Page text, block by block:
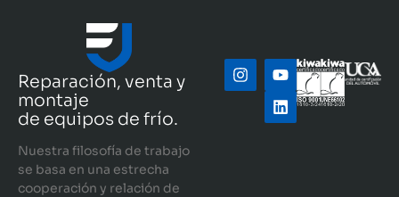
Reparación, venta y
montaje
de equipos de frío.
Nuestra filosofía de trabajo
se basa en una estrecha
cooperación y relación de